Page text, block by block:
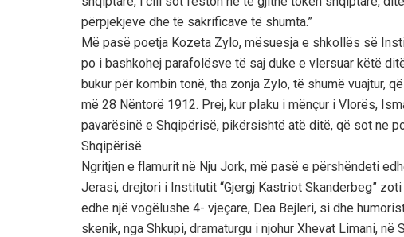
përpjekjeve dhe të sakrificave të shumta.”
Më pasë poetja Kozeta Zylo, mësuesja e shkollës së
po i bashkohej parafolësve të saj duke e vlersuar këtë
bukur për kombin tonë, tha zonja Zylo, të shumë vuajtur,
më 28 Nëntorë 1912. Prej, kur plaku i mënçur i Vlorës,
pavarësinë e Shqipërisë, pikërsishtë atë ditë, që sot ne
Shqipërisë.
Ngritjen e flamurit në Nju Jork, më pasë e përshëndeti
Jerasi, drejtori i Institutit “Gjergj Kastriot Skanderbeg”
edhe një vogëlushe 4- vjeçare, Dea Bejleri, si dhe
skenik, nga Shkupi, dramaturgu i njohur Xhevat Limani,